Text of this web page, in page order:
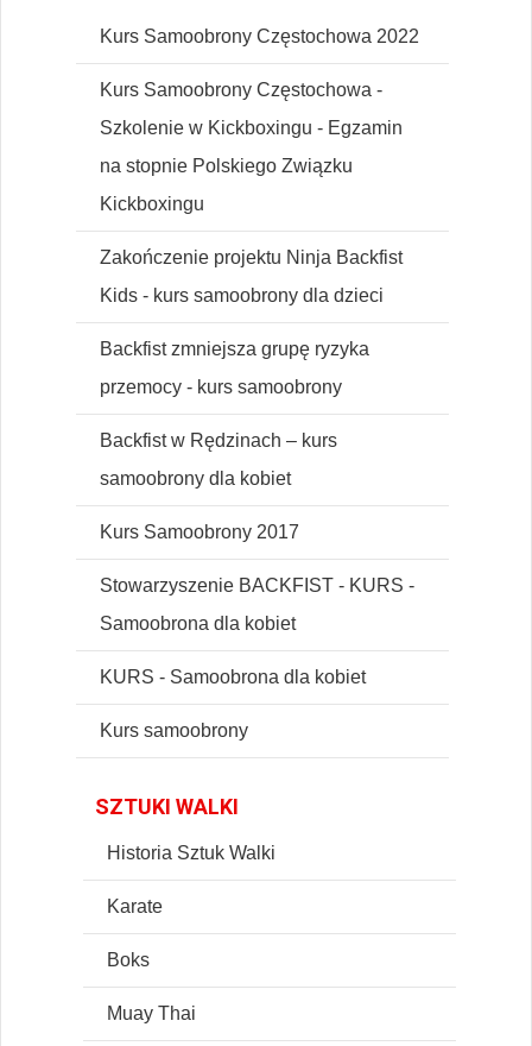
Kurs Samoobrony Częstochowa 2022
Kurs Samoobrony Częstochowa -
Szkolenie w Kickboxingu - Egzamin
na stopnie Polskiego Związku
Kickboxingu
Zakończenie projektu Ninja Backfist
Kids - kurs samoobrony dla dzieci
Backfist zmniejsza grupę ryzyka
przemocy - kurs samoobrony
Backfist w Rędzinach – kurs
samoobrony dla kobiet
Kurs Samoobrony 2017
Stowarzyszenie BACKFIST - KURS -
Samoobrona dla kobiet
KURS - Samoobrona dla kobiet
Kurs samoobrony
SZTUKI WALKI
Historia Sztuk Walki
Karate
Boks
Muay Thai